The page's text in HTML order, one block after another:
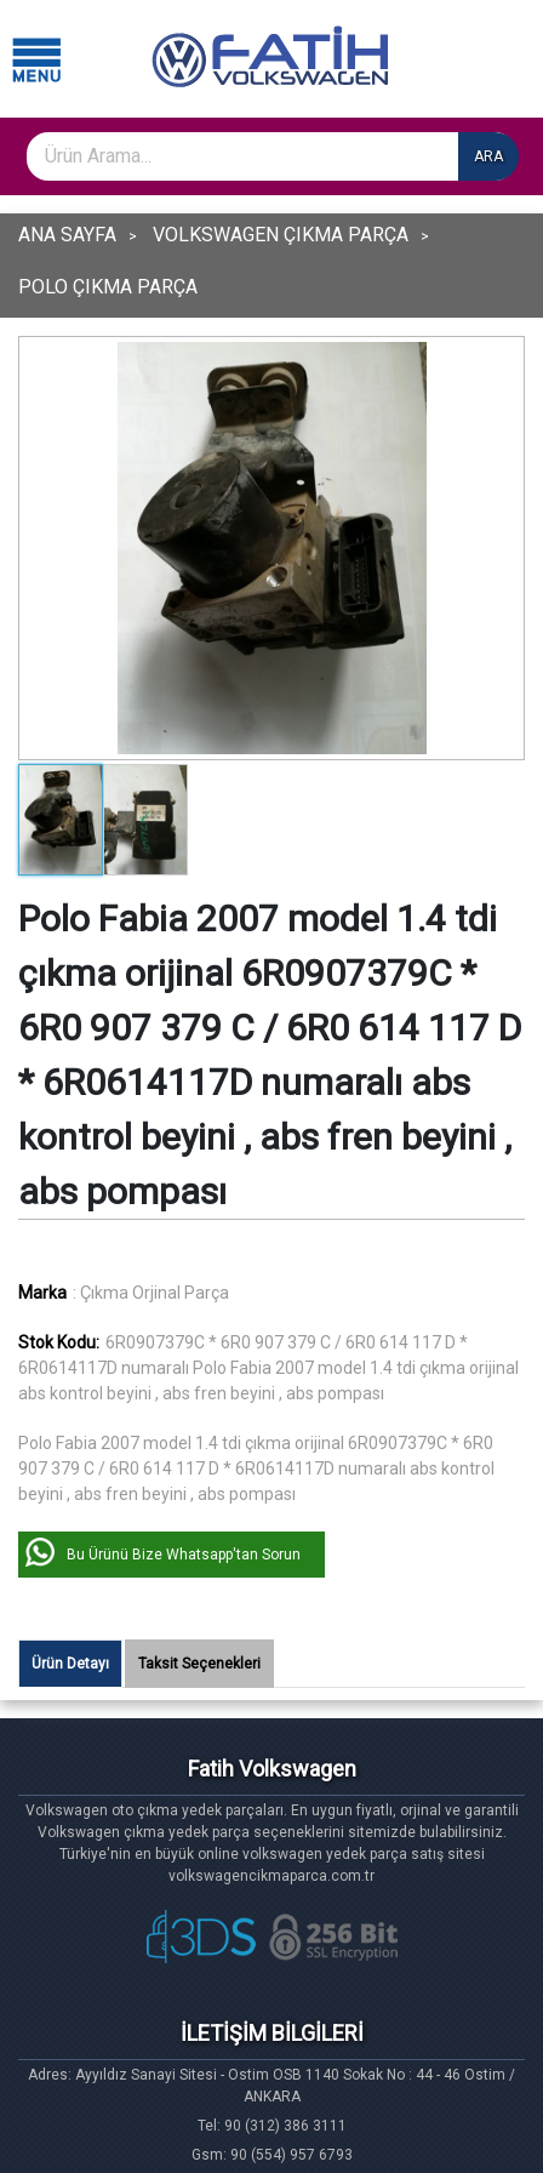
ARA
ANA SAYFA VOLKSWAGEN ÇIKMA PARÇA
POLO ÇIKMA PARÇA
Polo Fabia 2007 model 1.4 tdi
çıkma orijinal 6R0907379C *
6R0 907 379 C / 6R0 614 117 D
* 6R0614117D numaralı abs
kontrol beyini , abs fren beyini ,
abs pompası
Marka : Çıkma Orjinal Parça
Stok Kodu: 6R0907379C * 6R0 907 379 C / 6R0 614 117 D *
6R0614117D numaralı Polo Fabia 2007 model 1.4 tdi çıkma orijinal
abs kontrol beyini , abs fren beyini , abs pompası
Polo Fabia 2007 model 1.4 tdi çıkma orijinal 6R0907379C * 6R0
907 379 C / 6R0 614 117 D * 6R0614117D numaralı abs kontrol
beyini , abs fren beyini , abs pompası
Bu Ürünü Bize Whatsapp'tan Sorun
Ürün Detayı Taksit Seçenekleri
Fatih Volkswagen
Volkswagen oto çıkma yedek parçaları. En uygun fiyatlı, orjinal ve garantili
Volkswagen çıkma yedek parça seçeneklerini sitemizde bulabilirsiniz.
Türkiye'nin en büyük online volkswagen yedek parça satış sitesi
volkswagencikmaparca.com.tr
İLETİŞİM BİLGİLERİ
Adres: Ayyıldız Sanayi Sitesi - Ostim OSB 1140 Sokak No : 44 - 46 Ostim /
ANKARA
Tel: 90 (312) 386 3111
Gsm: 90 (554) 957 6793